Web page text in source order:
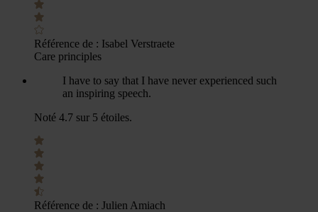
Référence de : Isabel Verstraete
Care principles
I have to say that I have never experienced such
an inspiring speech.
Noté 4.7 sur 5 étoiles.
Référence de : Julien Amiach